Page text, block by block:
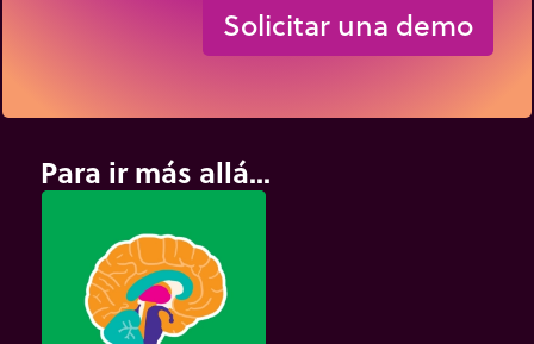
Solicitar una demo
Para ir más allá...